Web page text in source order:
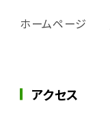
ホームページ
アクセス